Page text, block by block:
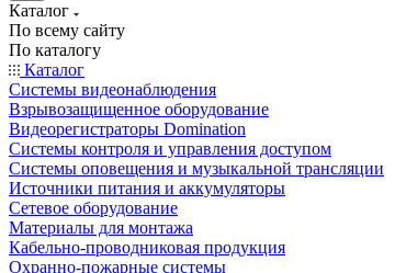
Каталог
По всему сайту
По каталогу
Каталог
Системы видеонаблюдения
Взрывозащищенное оборудование
Видеорегистраторы Domination
Системы контроля и управления доступом
Системы оповещения и музыкальной трансляции
Источники питания и аккумуляторы
Сетевое оборудование
Материалы для монтажа
Кабельно-проводниковая продукция
Охранно-пожарные системы